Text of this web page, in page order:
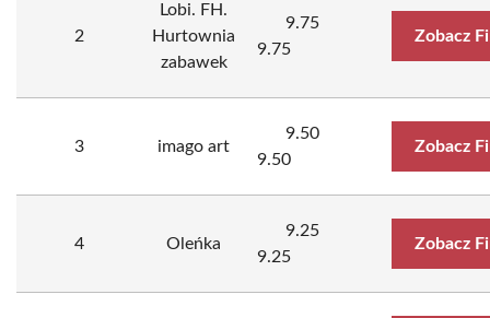
2
Lobi. FH.
Hurtownia
zabawek
9.75
9.75
Zobacz
3 imago art
9.50
9.50
Zobacz
4 Oleńka
9.25
9.25
Zobacz